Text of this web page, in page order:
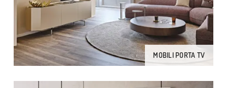
MOBILI PORTA TV